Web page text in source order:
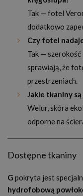
Tak — fotel
dodatkowo
Czy fotel
Tak —
sprawiają, że
przestrzeniach.
Jakie tkaniny
Welur, skóra
odporne na
Dostępne tkaniny
G pokryta jest
hydrofobową